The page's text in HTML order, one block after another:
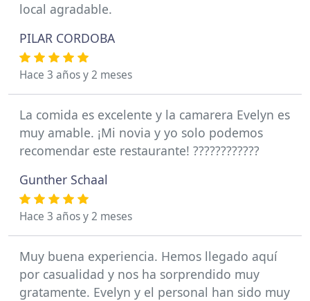
local agradable.
PILAR CORDOBA
Hace 3 años y 2 meses
La comida es excelente y la camarera Evelyn es
muy amable. ¡Mi novia y yo solo podemos
recomendar este restaurante! ????????????
Gunther Schaal
Hace 3 años y 2 meses
Muy buena experiencia. Hemos llegado aquí
por casualidad y nos ha sorprendido muy
gratamente. Evelyn y el personal han sido muy